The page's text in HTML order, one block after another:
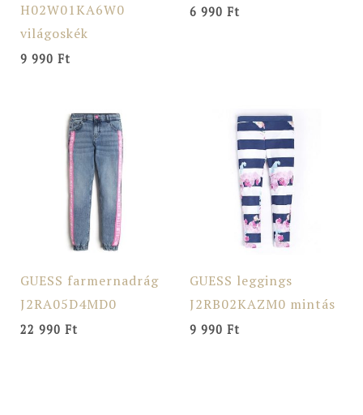
H02W01KA6W0
világoskék
9 990 Ft
6 990 Ft
GUESS farmernadrág
J2RA05D4MD0
22 990 Ft
GUESS leggings
J2RB02KAZM0 mintás
9 990 Ft